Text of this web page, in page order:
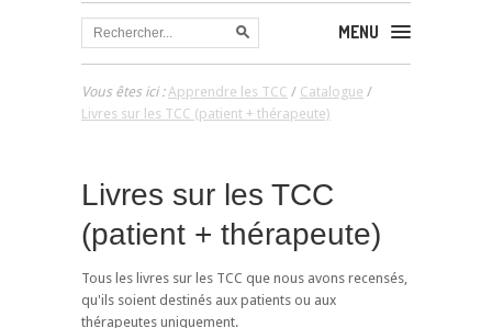
MENU
Vous êtes ici :Apprendre les TCC / Catalogue /
Livres sur les TCC (patient + thérapeute)
Livres sur les TCC
(patient + thérapeute)
Tous les livres sur les TCC que nous avons recensés,
qu'ils soient destinés aux patients ou aux
thérapeutes uniquement.